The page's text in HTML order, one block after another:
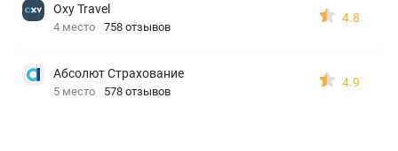
Oxy Travel
4 место 758 отзывов
4.8
Абсолют Страхование
5 место 578 отзывов
4.9